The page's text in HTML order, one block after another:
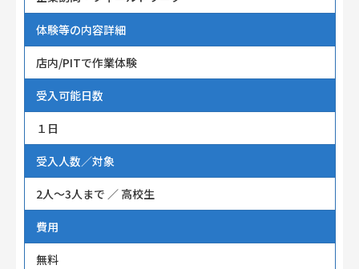
体験等の内容詳細
店内/PITで作業体験
受入可能日数
１日
受入人数／対象
2人～3人まで ／ 高校生
費用
無料